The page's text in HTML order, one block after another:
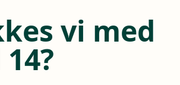
vi med